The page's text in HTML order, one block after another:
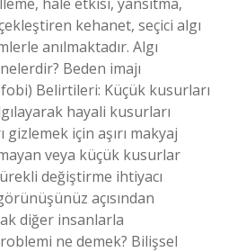
kehanet, seçici algı
anılmaktadır. Algı
Beden imajı
Belirtileri: Küçük kusurları
hayali kusurları
için aşırı makyaj
veya küçük kusurlar
değiştirme ihtiyacı
açısından
diğer insanlarla
ne demek? Bilişsel